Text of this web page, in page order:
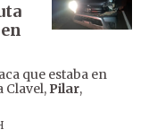
que estaba en
Clavel, Pilar,